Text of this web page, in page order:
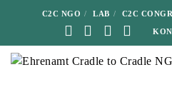
C2C NGO LAB C2C